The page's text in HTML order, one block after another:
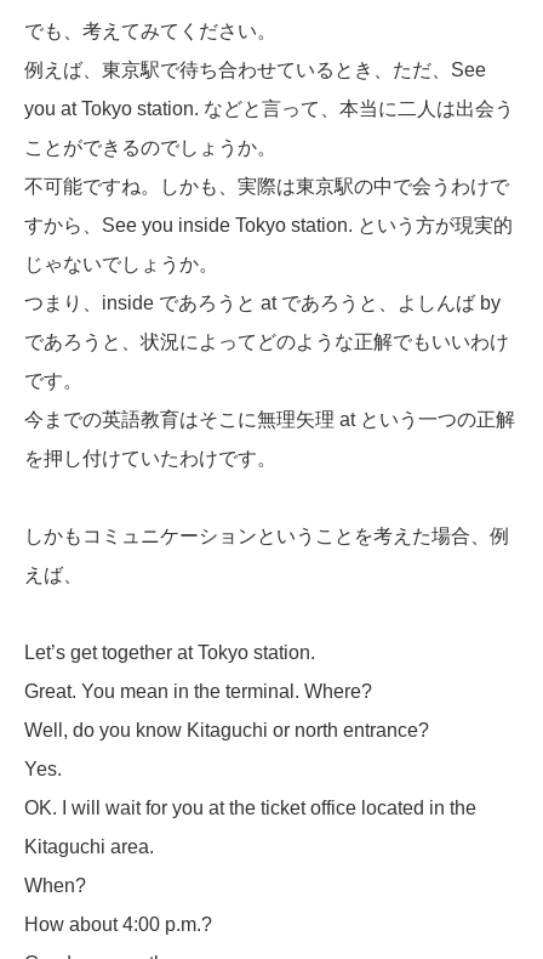
でも、考えてみてください。
例えば、東京駅で待ち合わせているとき、ただ、See
you at Tokyo station. などと言って、本当に二人は出会う
ことができるのでしょうか。
不可能ですね。しかも、実際は東京駅の中で会うわけで
すから、See you inside Tokyo station. という方が現実的
じゃないでしょうか。
つまり、inside であろうと at であろうと、よしんば by
であろうと、状況によってどのような正解でもいいわけ
です。
今までの英語教育はそこに無理矢理 at という一つの正解
を押し付けていたわけです。
しかもコミュニケーションということを考えた場合、例
えば、
Let’s get together at Tokyo station.
Great. You mean in the terminal. Where?
Well, do you know Kitaguchi or north entrance?
Yes.
OK. I will wait for you at the ticket office located in the
Kitaguchi area.
When?
How about 4:00 p.m.?